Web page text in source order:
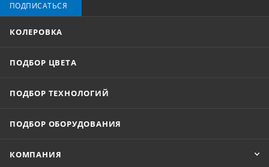
ПОДПИСАТЬСЯ
КОЛЕРОВКА
ПОДБОР ЦВЕТА
ПОДБОР ТЕХНОЛОГИЙ
ПОДБОР ОБОРУДОВАНИЯ
КОМПАНИЯ